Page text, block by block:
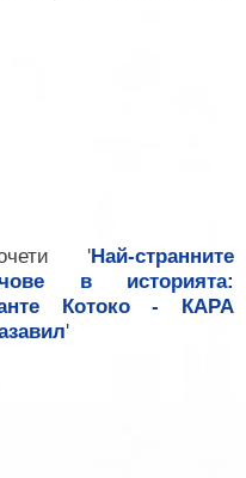
'Най-странните
в историята:
Котоко - КАРА
'